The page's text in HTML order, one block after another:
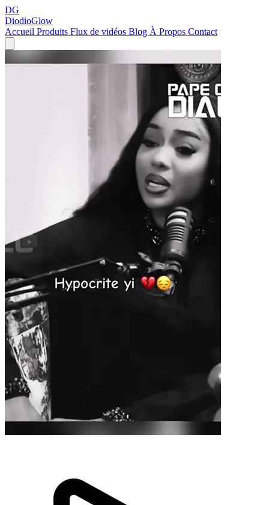
DG
DiodioGlow
Accueil Produits Flux de vidéos Blog À Propos Contact